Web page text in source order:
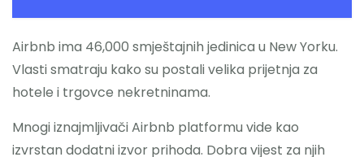
Airbnb ima 46,000 smještajnih jedinica u New Yorku.
Vlasti smatraju kako su postali velika prijetnja za
hotele i trgovce nekretninama.
Mnogi iznajmljivači Airbnb platformu vide kao
izvrstan dodatni izvor prihoda. Dobra vijest za njih